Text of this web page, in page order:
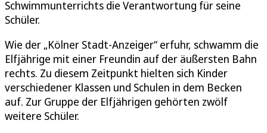
Schwimmunterrichts die Verantwortung für seine
Schüler.
Wie der „Kölner Stadt-Anzeiger“ erfuhr, schwamm die
Elfjährige mit einer Freundin auf der äußersten Bahn
rechts. Zu diesem Zeitpunkt hielten sich Kinder
verschiedener Klassen und Schulen in dem Becken
auf. Zur Gruppe der Elfjährigen gehörten zwölf
weitere Schüler.